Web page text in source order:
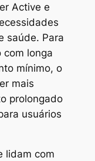
Active e
saúde. Para
com longa
mínimo, o
mais
prolongado
usuários
lidam com